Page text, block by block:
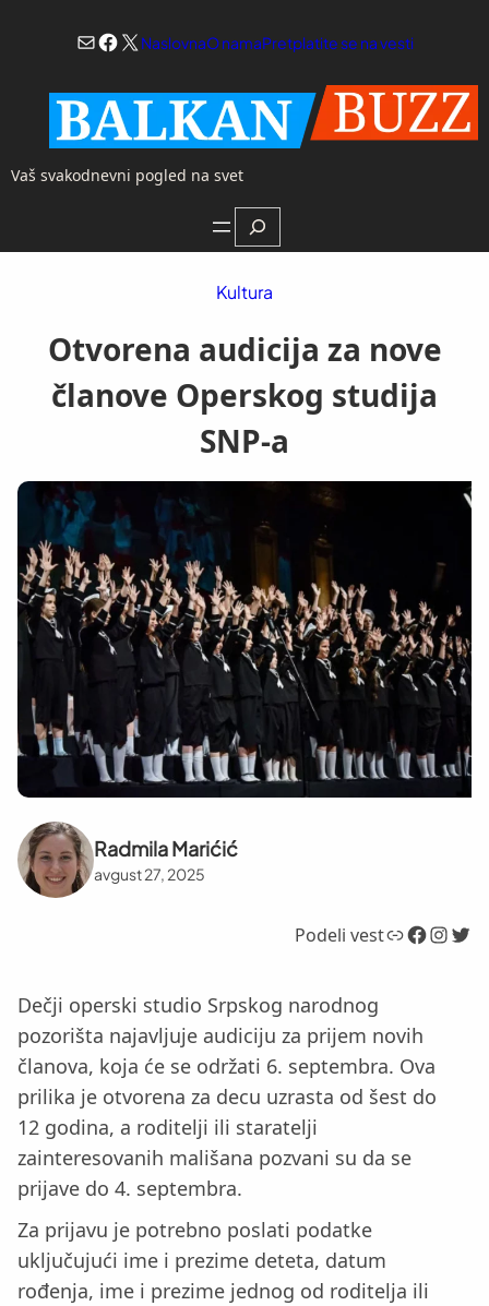
Mail
Facebook
X NaslovnaO namaPretplatite se na vesti
Vaš svakodnevni pogled na svet
Search
Kultura
Otvorena audicija za nove
članove Operskog studija
SNP-a
Radmila Marićić
avgust 27, 2025
Podeli vestLink Facebook InstagramTwitter
Dečji operski studio Srpskog narodnog
pozorišta najavljuje audiciju za prijem novih
članova, koja će se održati 6. septembra. Ova
prilika je otvorena za decu uzrasta od šest do
12 godina, a roditelji ili staratelji
zainteresovanih mališana pozvani su da se
prijave do 4. septembra.
Za prijavu je potrebno poslati podatke
uključujući ime i prezime deteta, datum
rođenja, ime i prezime jednog od roditelja ili